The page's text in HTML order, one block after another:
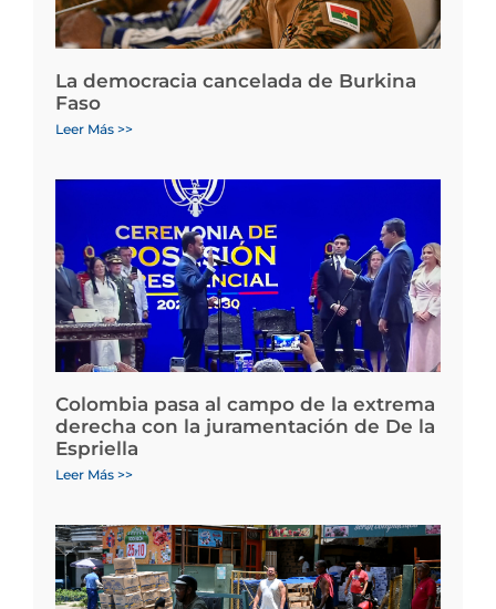
La democracia cancelada de Burkina
Faso
Leer Más >>
Colombia pasa al campo de la extrema
derecha con la juramentación de De la
Espriella
Leer Más >>